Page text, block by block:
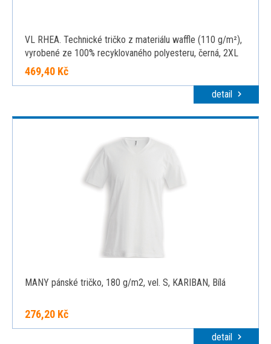
VL RHEA. Technické tričko z materiálu waffle (110 g/m²),
vyrobené ze 100% recyklovaného polyesteru, černá, 2XL
469,40 Kč
detail
MANY pánské tričko, 180 g/m2, vel. S, KARIBAN, Bílá
276,20 Kč
detail